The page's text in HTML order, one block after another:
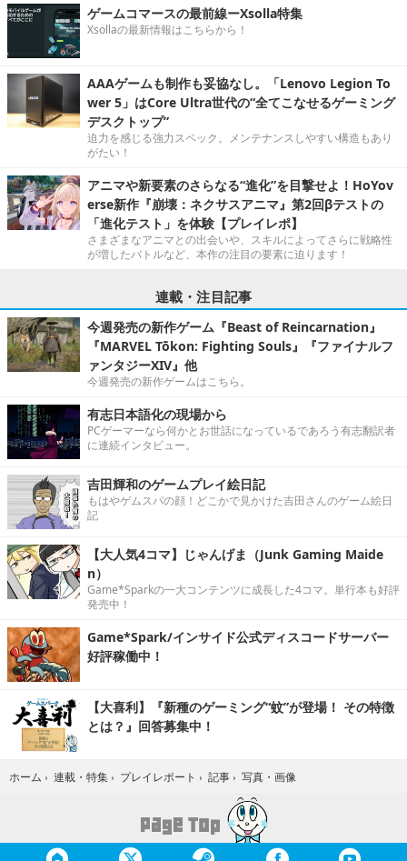
ゲームコマースの最前線ーXsolla特集
Xsollaの最新情報はこちらから！
AAAゲームも制作も妥協なし。「Lenovo Legion To
wer 5」はCore Ultra世代の“全てこなせるゲーミング
デスクトップ”
迫力を感じる強力スペック。メンテナンスしやすい構造もあり
がたい！
アニマや新要素のさらなる“進化”を目撃せよ！HoYov
erse新作『崩壊：ネクサスアニマ』第2回βテストの
「進化テスト」を体験【プレイレポ】
さまざまなアニマとの出会いや、スキルによってさらに戦略性
が増したバトルなど、本作の注目の要素に迫ります！
連載・注目記事
今週発売の新作ゲーム『Beast of Reincarnation』
『MARVEL Tōkon: Fighting Souls』『ファイナルフ
ァンタジーXIV』他
今週発売の新作ゲームはこちら。
有志日本語化の現場から
PCゲーマーなら何かとお世話になっているであろう有志翻訳者
に連続インタビュー。
吉田輝和のゲームプレイ絵日記
もはやゲムスパの顔！どこかで見かけた吉田さんのゲーム絵日
記
【大人気4コマ】じゃんげま（Junk Gaming Maide
n）
Game*Sparkの一大コンテンツに成長した4コマ。単行本も好評
発売中！
Game*Spark/インサイド公式ディスコードサーバー
好評稼働中！
【大喜利】『新種のゲーミング“蚊”が登場！ その特徴
とは？』回答募集中！
ホーム › 連載・特集 › プレイレポート › 記事 › 写真・画像